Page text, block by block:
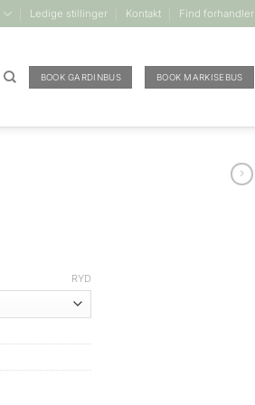
Ledige stillinger Kontakt Find forhandler
BOOK GARDINBUS BOOK MARKISEBUS
RYD